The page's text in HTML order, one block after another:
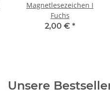
Magnetlesezeichen I
Fuchs
2,00 € *
Unsere